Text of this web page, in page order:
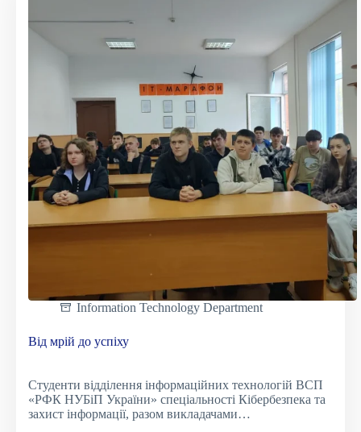
Information Technology Department
Від мрій до успіху
Студенти відділення інформаційних технологій ВСП
«РФК НУБіП України» спеціальності Кібербезпека та
захист інформації, разом викладачами…